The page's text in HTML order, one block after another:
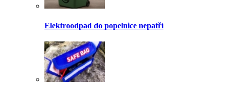
Elektroodpad do popelnice nepatří